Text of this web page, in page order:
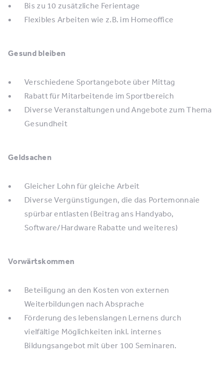
Bis zu 10 zusätzliche Ferientage
Flexibles Arbeiten wie z.B. im Homeoffice
Gesund bleiben
Verschiedene Sportangebote über Mittag
Rabatt für Mitarbeitende im Sportbereich
Diverse Veranstaltungen und Angebote zum Thema
Gesundheit
Geldsachen
Gleicher Lohn für gleiche Arbeit
Diverse Vergünstigungen, die das Portemonnaie
spürbar entlasten (Beitrag ans Handyabo,
Software/Hardware Rabatte und weiteres)
Vorwärtskommen
Beteiligung an den Kosten von externen
Weiterbildungen nach Absprache
Förderung des lebenslangen Lernens durch
vielfältige Möglichkeiten inkl. internes
Bildungsangebot mit über 100 Seminaren.